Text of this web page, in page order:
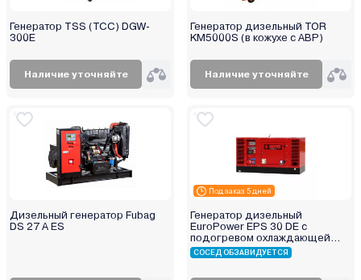
ZigZag
Витязь
Диолд
Зубр
Инстар
Калибр
Генератор TSS (ТСС) DGW-
300E
Наличие уточняйте
Генератор дизельный TOR
KM5000S (в кожухе с АВР)
Наличие уточняйте
Дизельный генератор Fubag
DS 27 A ES
Под заказ 5 дней
Генератор дизельный
EuroPower EPS 30 DE с
подогревом охлаждающей
жидкости
СОСЕД ОБЗАВИДУЕТСЯ